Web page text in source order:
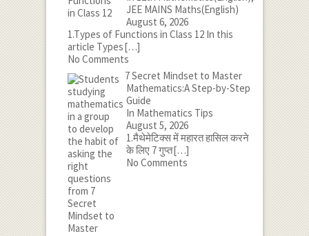
JEE MAINS Maths(English)
August 6, 2026
1.Types of Functions in Class 12 In this
article Types[…]
No Comments
7 Secret Mindset to Master
Mathematics:A Step-by-Step
Guide
In Mathematics Tips
August 5, 2026
1.मैथेमेटिक्स में महारत हासिल करने
के लिए 7 गुप्त[…]
No Comments